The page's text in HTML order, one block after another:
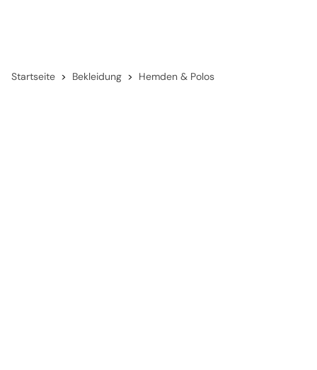
Startseite Bekleidung Hemden & Polos